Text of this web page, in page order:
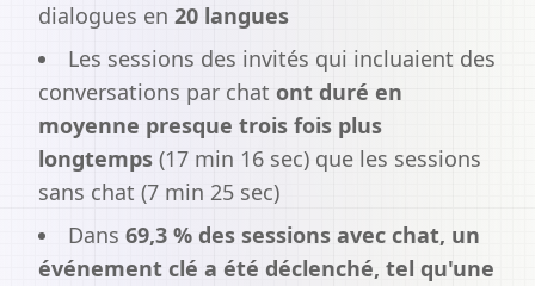
dialogues en 20 langues
Les sessions des invités qui incluaient des
conversations par chat ont duré en
moyenne presque trois fois plus
longtemps (17 min 16 sec) que les sessions
sans chat (7 min 25 sec)
Dans 69,3 % des sessions avec chat, un
événement clé a été déclenché, tel qu'une